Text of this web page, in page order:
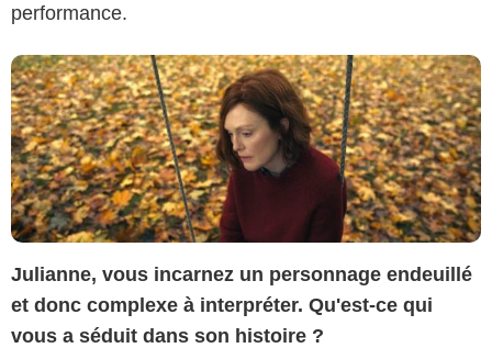
performance.
Julianne, vous incarnez un personnage endeuillé
et donc complexe à interpréter. Qu'est-ce qui
vous a séduit dans son histoire ?